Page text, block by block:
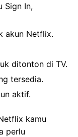
Sign In,
akun Netflix.
ditonton di TV.
tersedia.
aktif.
kamu
perlu